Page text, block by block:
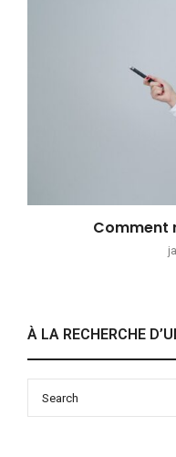
Comment
À LA RECHERCHE